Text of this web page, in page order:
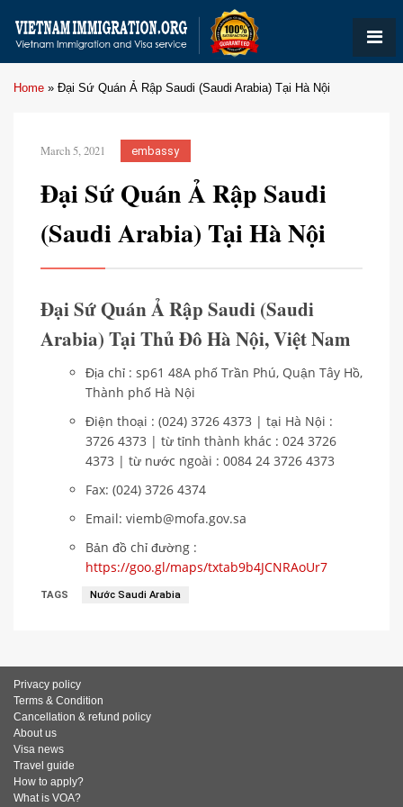
Home » Đại Sứ Quán Ả Rập Saudi (Saudi Arabia) Tại Hà Nội
March 5, 2021 embassy
Đại Sứ Quán Ả Rập Saudi
(Saudi Arabia) Tại Hà Nội
Đại Sứ Quán Ả Rập Saudi (Saudi
Arabia) Tại Thủ Đô Hà Nội, Việt Nam
Địa chỉ : sp61 48A phố Trần Phú, Quận Tây Hồ,
Thành phố Hà Nội
Điện thoại : (024) 3726 4373 | tại Hà Nội :
3726 4373 | từ tỉnh thành khác : 024 3726
4373 | từ nước ngoài : 0084 24 3726 4373
Fax: (024) 3726 4374
Email: viemb@mofa.gov.sa
Bản đồ chỉ đường :
https://goo.gl/maps/txtab9b4JCNRAoUr7
TAGS Nước Saudi Arabia
Privacy policy
Terms & Condition
Cancellation & refund policy
About us
Visa news
Travel guide
How to apply?
What is VOA?